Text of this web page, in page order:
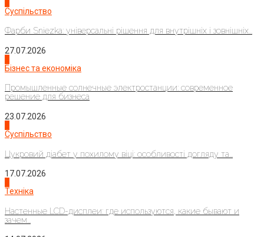
Суспільство
Фарби Sniezka: універсальні рішення для внутрішніх і зовнішніх...
27.07.2026
Бізнес та економіка
Промышленные солнечные электростанции: современное
решение для бизнеса
23.07.2026
Суспільство
Цукровий діабет у похилому віці: особливості догляду та...
17.07.2026
Техніка
Настенные LCD-дисплеи: где используются, какие бывают и
зачем...